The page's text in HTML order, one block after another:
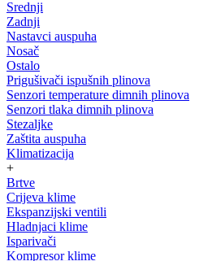
Srednji
Zadnji
Nastavci auspuha
Nosač
Ostalo
Prigušivači ispušnih plinova
Senzori temperature dimnih plinova
Senzori tlaka dimnih plinova
Stezaljke
Zaštita auspuha
Klimatizacija
+
Brtve
Crijeva klime
Ekspanzijski ventili
Hladnjaci klime
Isparivači
Kompresor klime